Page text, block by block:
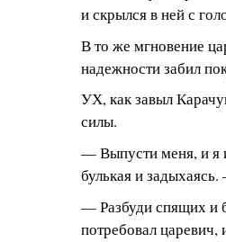
и скрылся в ней с
В то же мгновение
надежности забил
УХ, как завыл
силы.
— Выпусти меня, и я
булькая и
— Разбуди спящих и
потребовал царевич,